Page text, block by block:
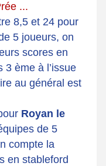
...
5 joueurs, on
scores en
ème à l’issue
au général est
Royan le
de 5
compte la
en stableford